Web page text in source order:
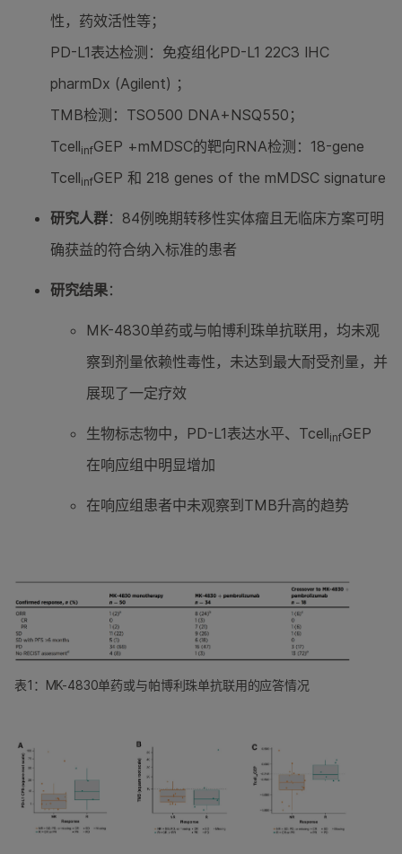
性，药效活性等；
PD-L1表达检测：免疫组化PD-L1 22C3 IHC
pharmDx (Agilent) ；
TMB检测：TSO500 DNA+NSQ550；
TcellinfGEP +mMDSC的靶向RNA检测：18-gene
TcellinfGEP 和 218 genes of the mMDSC signature
研究人群：84例晚期转移性实体瘤且无临床方案可明
确获益的符合纳入标准的患者
研究结果：
MK-4830单药或与帕博利珠单抗联用，均未观
察到剂量依赖性毒性，未达到最大耐受剂量，并
展现了一定疗效
生物标志物中，PD-L1表达水平、TcellinfGEP
在响应组中明显增加
在响应组患者中未观察到TMB升高的趋势
表1：MK-4830单药或与帕博利珠单抗联用的应答情况